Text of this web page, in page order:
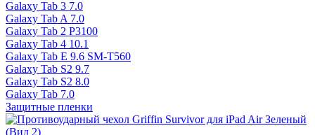
Galaxy Tab 3 7.0
Galaxy Tab A 7.0
Galaxy Tab 2 P3100
Galaxy Tab 4 10.1
Galaxy Tab E 9.6 SM-T560
Galaxy Tab S2 9.7
Galaxy Tab S2 8.0
Galaxy Tab 7.0
Защитные пленки